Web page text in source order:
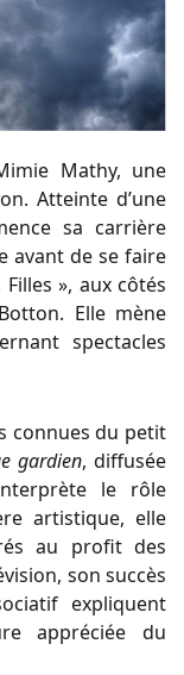
Mathy, une
Atteinte d’une
sa carrière
avant de se faire
», aux côtés
Elle mène
spectacles
connues du petit
gardien, diffusée
le rôle
artistique, elle
au profit des
son succès
expliquent
appréciée du